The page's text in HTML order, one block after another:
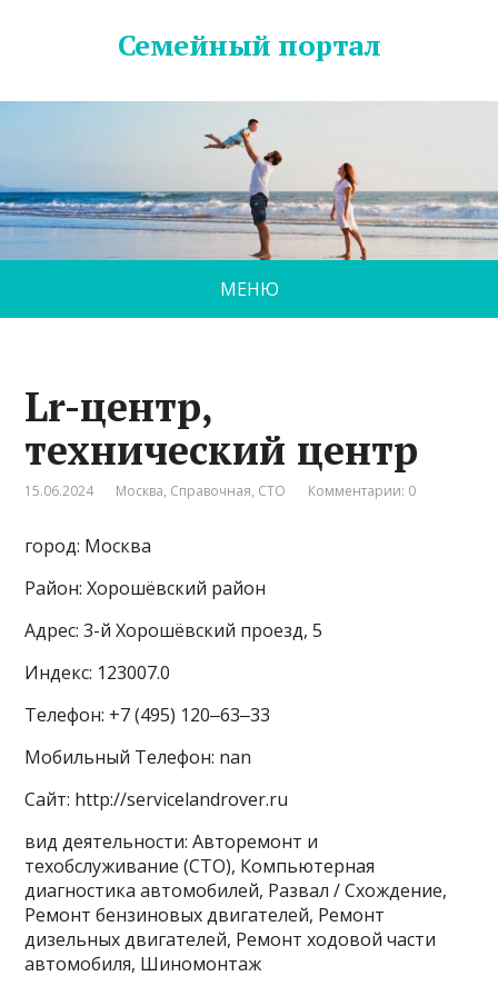
Семейный портал
МЕНЮ
Lr-центр,
технический центр
15.06.2024 Москва, Справочная, СТО Комментарии: 0
город: Москва
Район: Хорошёвский район
Адрес: 3-й Хорошёвский проезд, 5
Индекс: 123007.0
Телефон: +7 (495) 120‒63‒33
Мобильный Телефон: nan
Сайт: http://servicelandrover.ru
вид деятельности: Авторемонт и
техобслуживание (СТО), Компьютерная
диагностика автомобилей, Развал / Схождение,
Ремонт бензиновых двигателей, Ремонт
дизельных двигателей, Ремонт ходовой части
автомобиля, Шиномонтаж